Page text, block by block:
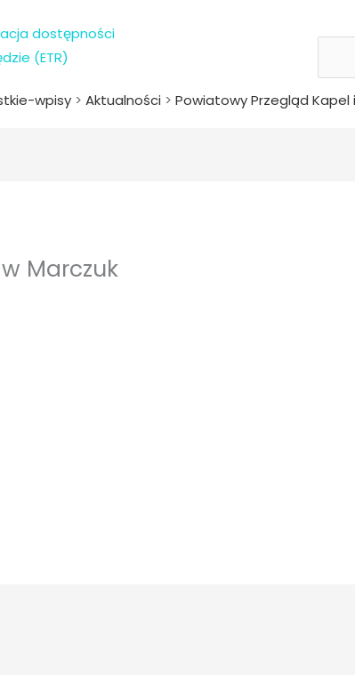
dostępności
(ETR)
wpisy > Aktualności > Powiatowy Przegląd Kapel
Marczuk